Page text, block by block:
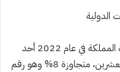
الدولية
وفق تقارير صندوق النقد الدولي، حققت المملكة في عام 2022 أحد
أعلى معدلات النمو بين دول مجموعة العشرين، متجاوزة 8% وهو رقم